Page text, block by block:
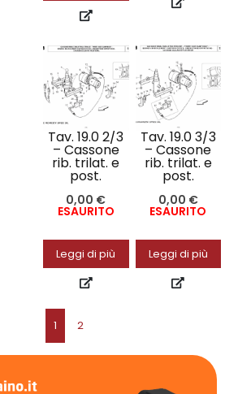
Tav. 19.0 2/3
– Cassone
rib. trilat. e
post.
0,00 €
ESAURITO
Leggi di più
Tav. 19.0 3/3
– Cassone
rib. trilat. e
post.
0,00 €
ESAURITO
Leggi di più
1 2